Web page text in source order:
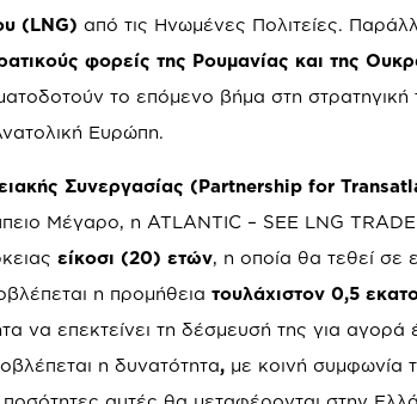
(LNG) από τις Ηνωμένες Πολιτείες.
φορείς της Ρουμανίας και της
το επόμενο βήμα στη στρατηγική
Ευρώπη.
Συνεργασίας (Partnership for
Μέγαρο, η ATLANTIC – SEE LNG
είκοσι (20) ετών, η οποία θα τεθεί
η προμήθειατουλάχιστον 0,5
να επεκτείνει τη δέσμευσή της για αγορά
η δυνατότητα, με κοινή συμφωνία